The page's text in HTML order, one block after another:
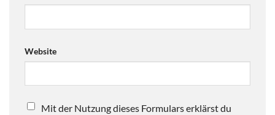
Website
Mit der Nutzung dieses Formulars erklärst du